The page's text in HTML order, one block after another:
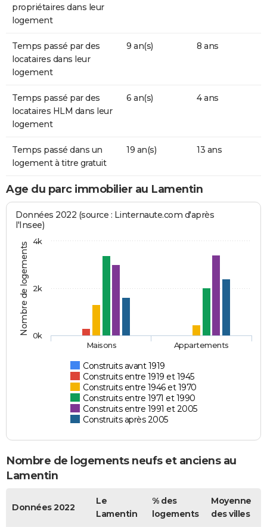
propriétaires dans leur
logement
Temps passé par des
locataires dans leur
logement
9 an(s) 8 ans
Temps passé par des
locataires HLM dans leur
logement
6 an(s) 4 ans
Temps passé dans un
logement à titre gratuit
19 an(s) 13 ans
Age du parc immobilier au Lamentin
Nombre de logements
Données 2022 (source : Linternaute.com d'après
l'Insee)
Construits avant 1919
Construits entre 1919 et 1945
Construits entre 1946 et 1970
Construits entre 1971 et 1990
Construits entre 1991 et 2005
Construits après 2005
Maisons Appartements
0k
2k
4k
Nombre de logements neufs et anciens au
Lamentin
Données 2022
Le
Lamentin
% des
logements
Moyenne
des villes